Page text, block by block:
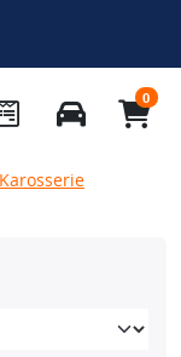
0
Karosserie